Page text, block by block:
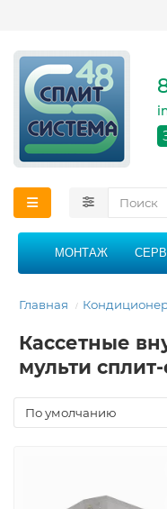
21:00
МОНТАЖ
Главная
Кассетные
мульти